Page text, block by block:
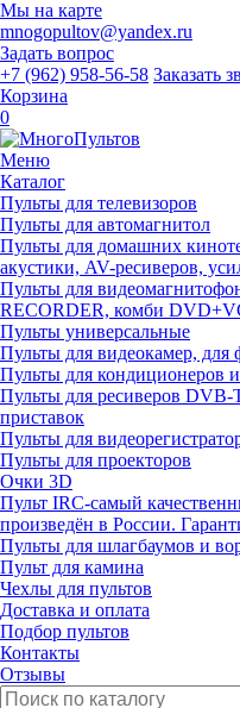
Мы на карте
mnogopultov@yandex.ru
Задать вопрос
+7 (962) 958-56-58 Заказать
Корзина
0
Меню
Каталог
Пульты для телевизоров
Пульты для автомагнитол
Пульты для домашних
акустики, AV-ресиверов,
Пульты для
RECORDER, комби
Пульты универсальные
Пульты для видеокамер, для
Пульты для кондиционеров
Пульты для ресиверов
приставок
Пульты для
Пульты для проекторов
Очки 3D
Пульт IRC-самый
произведён в России.
Пульты для шлагбаумов и
Пульт для камина
Чехлы для пультов
Доставка и оплата
Подбор пультов
Контакты
Отзывы